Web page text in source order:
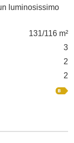
luminosissimo
131/116 m²
3
2
2